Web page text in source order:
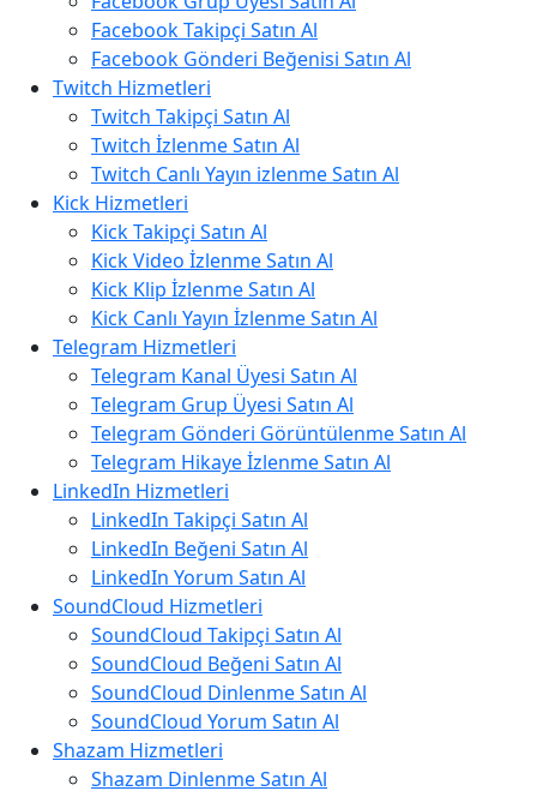
Facebook Takipçi Satın Al
Facebook Gönderi Beğenisi Satın Al
Twitch Hizmetleri
Twitch Takipçi Satın Al
Twitch İzlenme Satın Al
Twitch Canlı Yayın izlenme Satın Al
Kick Hizmetleri
Kick Takipçi Satın Al
Kick Video İzlenme Satın Al
Kick Klip İzlenme Satın Al
Kick Canlı Yayın İzlenme Satın Al
Telegram Hizmetleri
Telegram Kanal Üyesi Satın Al
Telegram Grup Üyesi Satın Al
Telegram Gönderi Görüntülenme Satın Al
Telegram Hikaye İzlenme Satın Al
LinkedIn Hizmetleri
LinkedIn Takipçi Satın Al
LinkedIn Beğeni Satın Al
LinkedIn Yorum Satın Al
SoundCloud Hizmetleri
SoundCloud Takipçi Satın Al
SoundCloud Beğeni Satın Al
SoundCloud Dinlenme Satın Al
SoundCloud Yorum Satın Al
Shazam Hizmetleri
Shazam Dinlenme Satın Al